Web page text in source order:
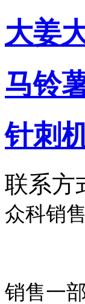
大姜
马铃
针刺
联系方
众科销
销售一部